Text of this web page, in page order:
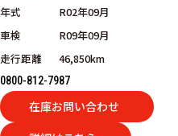
年式
R02年09月
車検
R09年09月
走行距離
46,850km
0800-812-7987
在庫お問い合わせ